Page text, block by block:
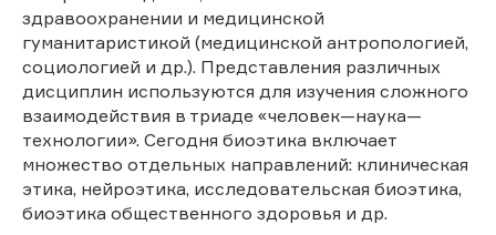
здравоохранении и медицинской
гуманитаристикой (медицинской антропологией,
социологией и др.). Представления различных
дисциплин используются для изучения сложного
взаимодействия в триаде «человек—наука—
технологии». Сегодня биоэтика включает
множество отдельных направлений: клиническая
этика, нейроэтика, исследовательская биоэтика,
биоэтика общественного здоровья и др.